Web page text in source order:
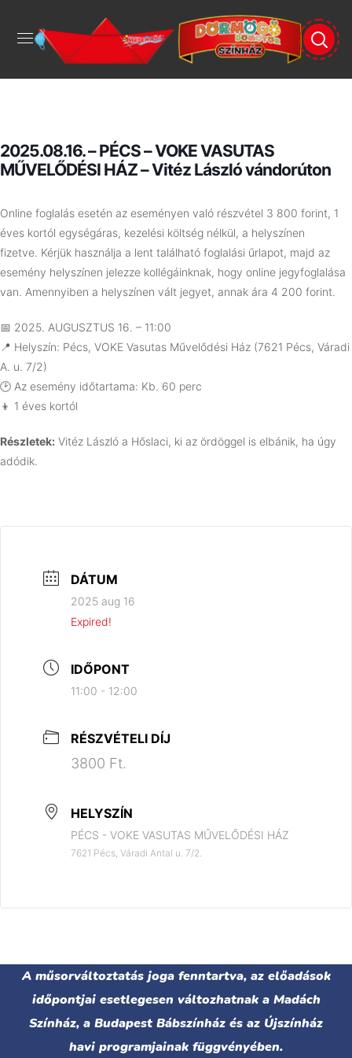
2025.08.16. – PÉCS – VOKE VASUTAS
MŰVELŐDÉSI HÁZ – Vitéz László vándorúton
Online foglalás esetén az eseményen való részvétel 3 800 forint, 1
éves kortól egységáras, kezelési költség nélkül, a helyszínen
fizetve. Kérjük használja a lent található foglalási űrlapot, majd az
esemény helyszínen jelezze kollégáinknak, hogy online jegyfoglalása
van. Amennyiben a helyszínen vált jegyet, annak ára 4 200 forint.
📅 2025. AUGUSZTUS 16. – 11:00
📍 Helyszín: Pécs, VOKE Vasutas Művelődési Ház (7621 Pécs, Váradi
A. u. 7/2)
🕑 Az esemény időtartama: Kb. 60 perc
👦 1 éves kortól
Részletek: Vitéz László a Hőslaci, ki az ördöggel is elbánik, ha úgy
adódik.
DÁTUM
2025 aug 16
Expired!
IDŐPONT
11:00 - 12:00
RÉSZVÉTELI DÍJ
3800 Ft.
HELYSZÍN
PÉCS - VOKE VASUTAS MŰVELŐDÉSI HÁZ
7621 Pécs, Váradi Antal u. 7/2.
A műsorváltoztatás joga fenntartva, az előadások
időpontjai esetlegesen változhatnak a Madách
Színház, a Budapest Bábszínház és az Újszínház
havi programjainak függvényében.